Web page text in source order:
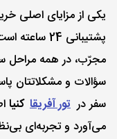
یکی از مزایای اصلی
پشتیبانی
مجرّب، در همه مراحل
سفر در تور آفریقا کنیا
می‌آورد و تجربه‌ای